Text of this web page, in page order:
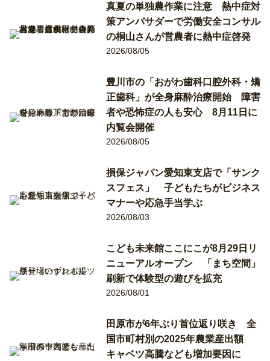
真夏の単独農作業に注意 熱中症対
策アンバサダーで労働安全コンサル
の桐山さんが営農者に熱中症啓発
2026/08/05
豊川市の「おがわ歯科口腔外科・矯
正歯科」が全身麻酔治療開始 障害
者や恐怖症の人も安心 8月11日に
内覧会開催
2026/08/05
損保ジャパン愛知東支店で「サンク
スフェス」 子どもたちがビジネス
マナーや応急手当学ぶ
2026/08/03
こども未来館ここにこが8月29日リ
ニューアルオープン 「まち空間」
刷新で体験型の遊びを拡充
2026/08/01
田原市が6年ぶり首位返り咲き 全
国市町村別の2025年農業産出額
キャベツ高騰なども増加要因に